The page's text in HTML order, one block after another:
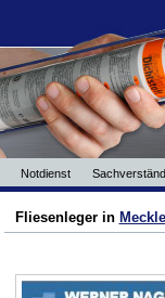
Notdienst
Fliesenleger in